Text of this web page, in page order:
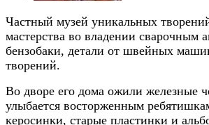
Частный музей уникальных
мастерства во владении
бензобаки, детали от швейных
творений.
Во дворе его дома ожили железные
улыбается восторженным
керосинки, старые пластинки и